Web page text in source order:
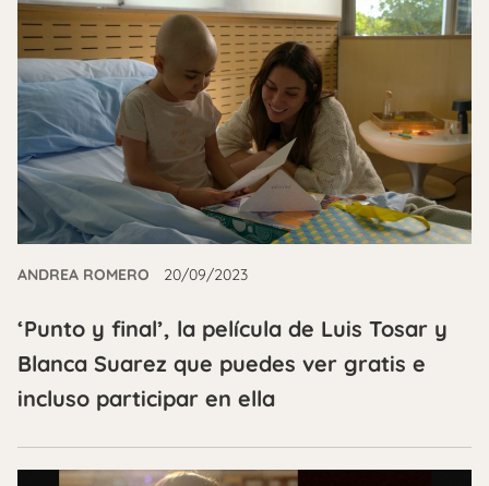
ANDREA ROMERO 20/09/2023
‘Punto y final’, la película de Luis Tosar y
Blanca Suarez que puedes ver gratis e
incluso participar en ella